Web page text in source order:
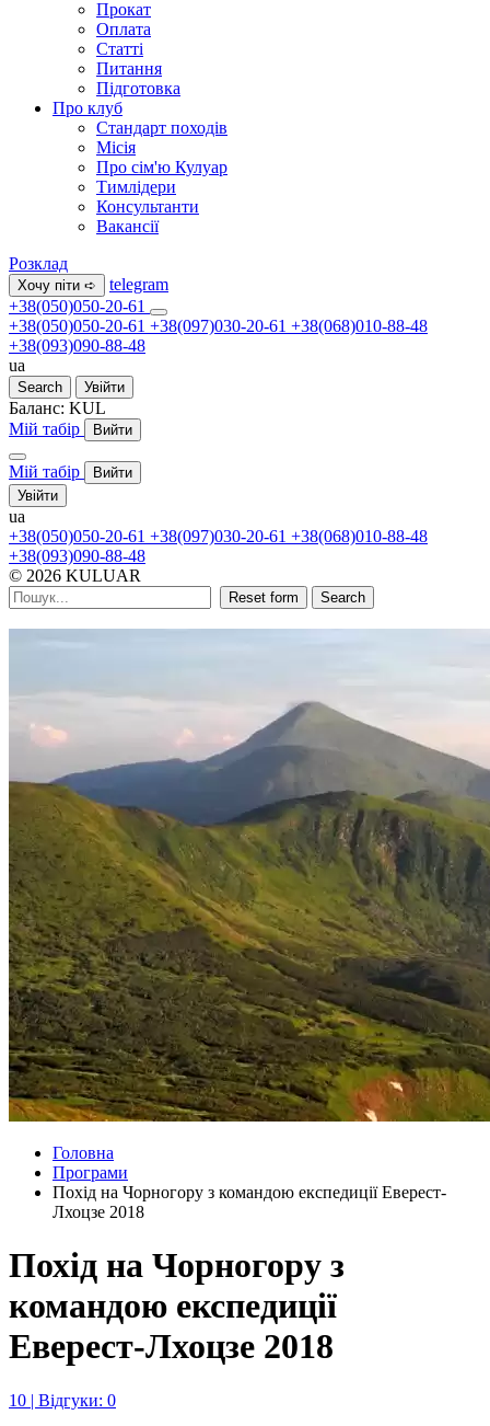
Прокат
Оплата
Статті
Питання
Підготовка
Про клуб
Стандарт походів
Місія
Про сім'ю Кулуар
Тимлідери
Консультанти
Вакансії
Розклад
Хочу піти ➪
telegram
+38(050)050-20-61
+38(050)050-20-61 +38(097)030-20-61 +38(068)010-88-48
+38(093)090-88-48
ua
Search Увійти
Баланс: KUL
Мій табір
Вийти
Мій табір
Вийти
Увійти
ua
+38(050)050-20-61 +38(097)030-20-61 +38(068)010-88-48
+38(093)090-88-48
© 2026 KULUAR
Reset form Search
Головна
Програми
Похід на Чорногору з командою експедиції Еверест-
Лхоцзе 2018
Похід на Чорногору з
командою експедиції
Еверест-Лхоцзе 2018
10 | Відгуки: 0